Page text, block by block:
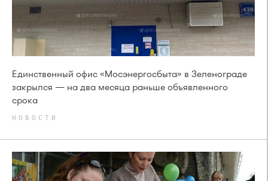
Единственный офис «Мосэнергосбыта» в Зеленограде
закрылся — на два месяца раньше объявленного
срока
НОВОСТИ